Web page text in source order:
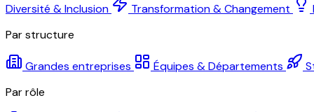
Diversité & Inclusion
Transformation & Changement
Par structure
Grandes entreprises Équipes & Départements
Par rôle